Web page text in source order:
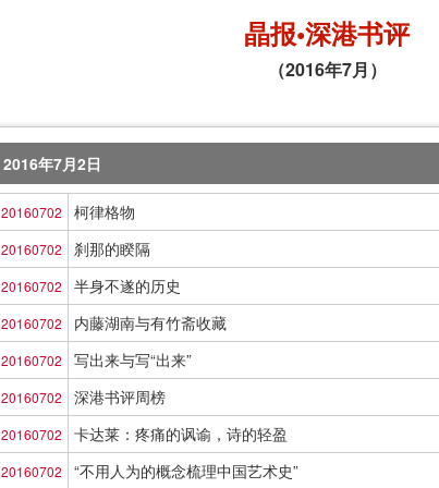
晶报•深港书评
（2016年7月）
2016年7月2日
20160702 柯律格物
20160702 刹那的睽隔
20160702 半身不遂的历史
20160702 内藤湖南与有竹斋收藏
20160702 写出来与写“出来”
20160702 深港书评周榜
20160702 卡达莱：疼痛的讽谕，诗的轻盈
20160702 “不用人为的概念梳理中国艺术史”